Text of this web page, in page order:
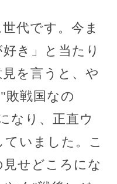
代です。今ま
き」と当たり
を言うと、や
敗戦国なの
なり、正直ウ
いました。こ
せどころにな